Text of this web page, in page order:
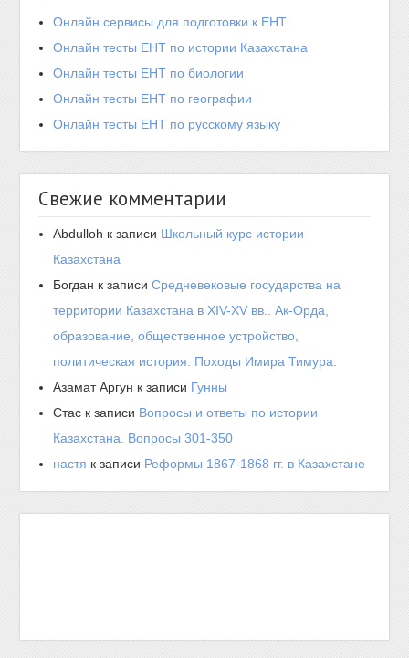
Онлайн сервисы для подготовки к ЕНТ
Онлайн тесты ЕНТ по истории Казахстана
Онлайн тесты ЕНТ по биологии
Онлайн тесты ЕНТ по географии
Онлайн тесты ЕНТ по русскому языку
Свежие комментарии
Abdulloh к записи Школьный курс истории
Казахстана
Богдан к записиСредневековые государства на
территории Казахстана в XIV-XV вв.. Ак-Орда,
образование, общественное устройство,
политическая история. Походы Имира Тимура.
Азамат Аргун к записи Гунны
Стас к записи Вопросы и ответы по истории
Казахстана. Вопросы 301-350
настя к записи Реформы 1867-1868 гг. в Казахстане